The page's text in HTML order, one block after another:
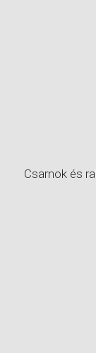
Csarnok és